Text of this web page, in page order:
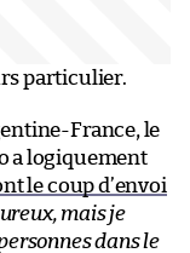
particulier.
France, le
a logiquement
le coup d’envoi
mais je
dans le